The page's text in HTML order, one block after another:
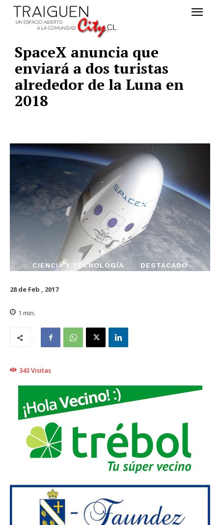
SpaceX anuncia que
enviará a dos turistas
alrededor de la Luna en
2018
CIENCIA Y TÉCNOLOGÍA DESTACADO
28 de Feb , 2017
1 min.
343Visitas